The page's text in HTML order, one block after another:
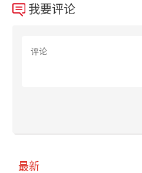
我要评论
最新